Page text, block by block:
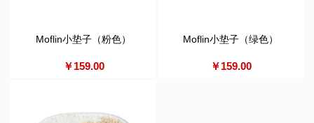
Moflin小垫子（粉色）
￥159.00
Moflin小垫子（绿色）
￥159.00